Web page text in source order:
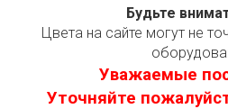
Будьте
Цвета на сайте могут не
Уважаемые
Уточняйте